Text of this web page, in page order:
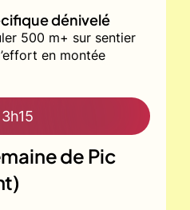
dénivelé
500 m+ sur sentier
en montée
de Pic